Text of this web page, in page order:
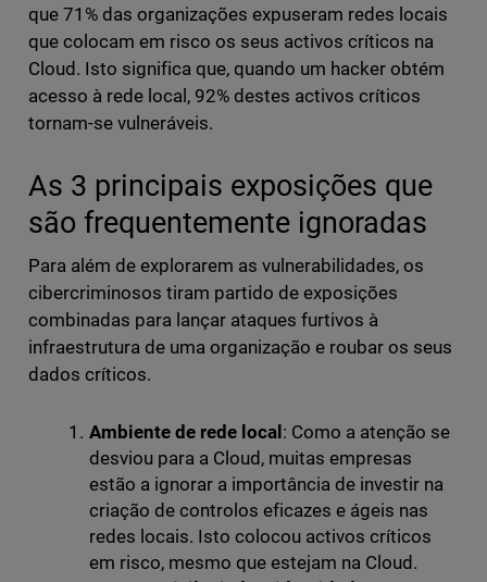
que 71% das organizações expuseram redes locais
que colocam em risco os seus activos críticos na
Cloud. Isto significa que, quando um hacker obtém
acesso à rede local, 92% destes activos críticos
tornam-se vulneráveis.
As 3 principais exposições que
são frequentemente ignoradas
Para além de explorarem as vulnerabilidades, os
cibercriminosos tiram partido de exposições
combinadas para lançar ataques furtivos à
infraestrutura de uma organização e roubar os seus
dados críticos.
Ambiente de rede local : Como a atenção se
desviou para a Cloud, muitas empresas
estão a ignorar a importância de investir na
criação de controlos eficazes e ágeis nas
redes locais. Isto colocou activos críticos
em risco, mesmo que estejam na Cloud.